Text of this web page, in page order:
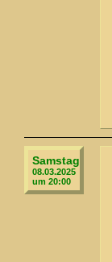
Samstag
08.03.2025
um 20:00